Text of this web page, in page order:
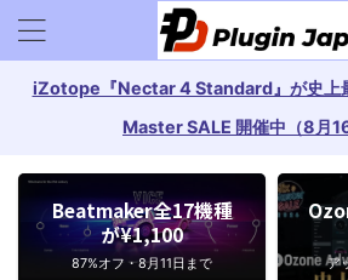
iZotope『Nectar 4 Standard』が史上
Master SALE 開催中（8月16
Beatmaker全17機種
が¥1,100
87%オフ・8月11日まで ア